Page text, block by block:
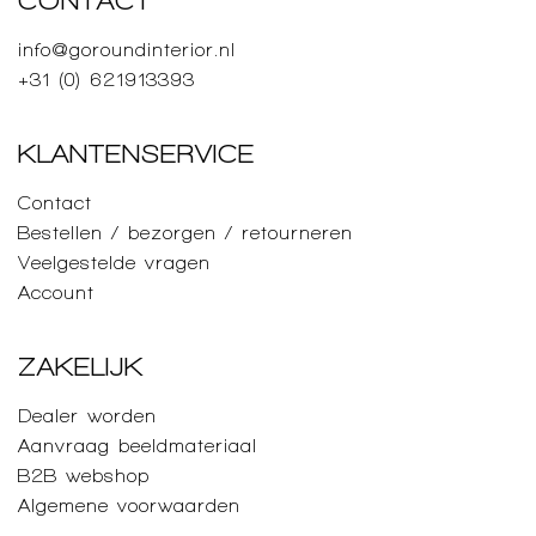
info@goroundinterior.nl
+31 (0) 621913393
KLANTENSERVICE
Contact
Bestellen / bezorgen / retourneren
Veelgestelde vragen
Account
ZAKELIJK
Dealer worden
Aanvraag beeldmateriaal
B2B webshop
Algemene voorwaarden